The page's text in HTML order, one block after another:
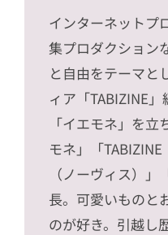
インターネットプ
集プロダクション
と自由をテーマと
ィア「TABIZINE
「イエモネ」を
モネ」「
（ノーヴィス）
長。可愛いものと
のが好き。引越し